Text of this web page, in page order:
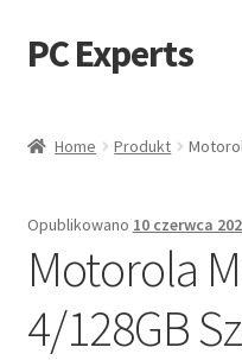
Przejdź
do
Przejdź
do
PC Experts
Home Produkt
Opublikowano 10 czerwca
Motorola
4/128GB